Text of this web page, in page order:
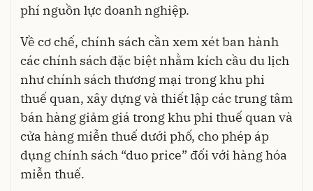
phí nguồn lực doanh nghiệp.
Về cơ chế, chính sách cần xem xét ban hành
các chính sách đặc biệt nhằm kích cầu du lịch
như chính sách thương mại trong khu phi
thuế quan, xây dựng và thiết lập các trung tâm
bán hàng giảm giá trong khu phi thuế quan và
cửa hàng miễn thuế dưới phố, cho phép áp
dụng chính sách “duo price” đối với hàng hóa
miễn thuế.